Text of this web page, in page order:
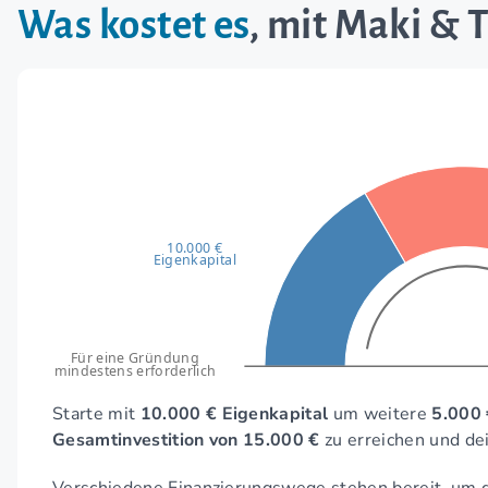
Was kostet es, mit Maki &
10.000 €
Eigenkapital
Für eine Gründung
mindestens erforderlich
Starte mit 10.000 € Eigenkapital um weitere 5.000
Gesamtinvestition von 15.000 € zu erreichen und